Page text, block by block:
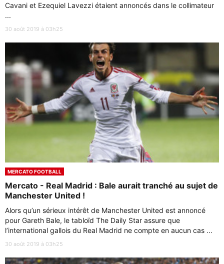
Cavani et Ezequiel Lavezzi étaient annoncés dans le collimateur
...
30 août 2019 à 03h25
MERCATO FOOTBALL
Mercato - Real Madrid : Bale aurait tranché au sujet de
Manchester United !
Alors qu’un sérieux intérêt de Manchester United est annoncé
pour Gareth Bale, le tabloïd The Daily Star assure que
l’international gallois du Real Madrid ne compte en aucun cas ...
30 août 2019 à 03h25